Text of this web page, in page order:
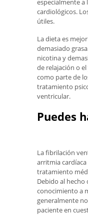
especialmente a
cardiológicos.
útiles.
La dieta es
demasiado
nicotina y
de relajación o
como parte de
tratamiento
ventricular.
Puedes
La fibrilación
arritmia
tratamiento
Debido al hecho
conocimiento a
generalmente
paciente en